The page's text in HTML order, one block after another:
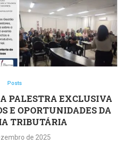
Posts
PALESTRA EXCLUSIVA
E OPORTUNIDADES DA
TRIBUTÁRIA
de 2025